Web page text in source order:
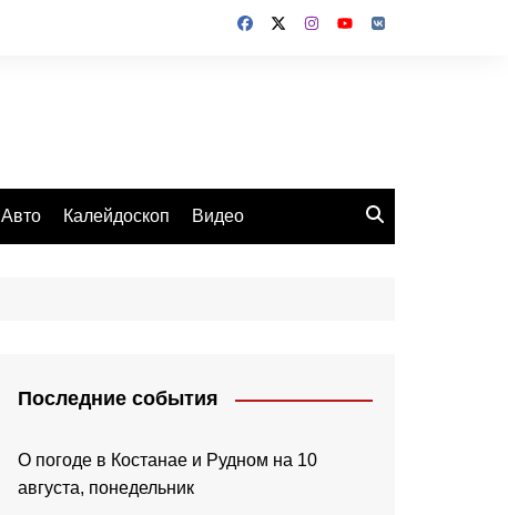
Авто Калейдоскоп Видео
Последние события
О погоде в Костанае и Рудном на 10
августа, понедельник